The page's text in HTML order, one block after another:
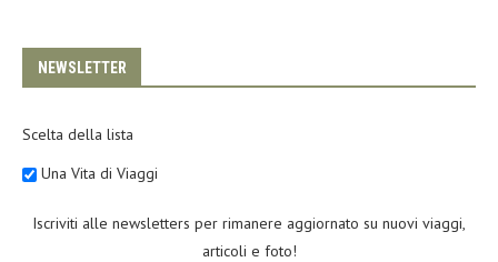
NEWSLETTER
Scelta della lista
Una Vita di Viaggi
Iscriviti alle newsletters per rimanere aggiornato su nuovi viaggi,
articoli e foto!